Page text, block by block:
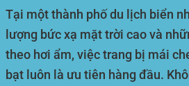
Tại một thành phố du lịch biển
lượng bức xạ mặt trời cao và
theo hơi ẩm, việc trang bị mái
bạt luôn là ưu tiên hàng đầu.